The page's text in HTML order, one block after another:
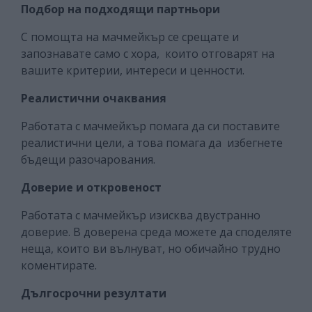
Подбор на подходящи партньори
С помощта на мачмейкър се срещате и
запознавате само с хора, които отговарят на
вашите критерии, интереси и ценности.
Реалистични очаквания
Работата с мачмейкър помага да си поставите
реалистични цели, а това помага да избегнете
бъдещи разочарования.
Доверие и откровеност
Работата с мачмейкър изисква двустранно
доверие. В доверена среда можете да споделяте
неща, които ви вълнуват, но обичайно трудно
коментирате.
Дългосрочни резултати